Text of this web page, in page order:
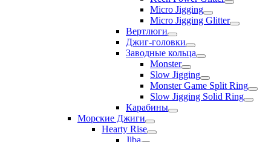
Micro Jigging
Micro Jigging Glitter
Вертлюги
Джиг-головки
Заводные кольца
Monster
Slow Jigging
Monster Game Split Ring
Slow Jigging Solid Ring
Карабины
Морские Джиги
Hearty Rise